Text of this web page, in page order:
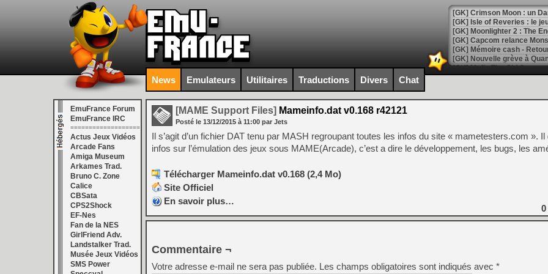
[GK] Crimson Moon : un
[GK] Isle of Reveries : le
[GK] Moonlighter 2 : The
[GK] Capcom relance
[Mo5] Deux inédits du
[GK] Le beat'em up The
[GK] Endless Legend 2 :
[LS] [PS5] Le WebKit
[GK] Oubliez Crazy Taxi,
[LS] [Switch] NSZ 5.0.0
[GK] No More Room in
[GK] Un chatbot Atelier
[GK] Mémoire cash -
[GK] Nvidia : le prix des
News Emulateurs Utilitaires Traductions Divers Chat
EmuFrance Forum
EmuFrance IRC
===================
Actus Jeux Vidéos
Arcade Fans
Amiga Museum
Arkames Trad.
Bruno C. Zone
Calice
CBSata
CPS2Shock
EF-Nes
Fan de la NES
GirlFriend Adv.
Landstalker Trad.
Musée Jeux Vidéos
SMS Power
[MAME Support Files] Mameinfo.dat v0.168 r42121
Posté le 13/12/2015 à 11:00 par Jets
Il s’agit d’un fichier DAT tenu par MASH regroupant toutes les infos du site « mametesters.com ». Il
infos sur l’émulation des jeux sous MAME(Arcade), c’est a dire le développement, les bugs, les
Télécharger Mameinfo.dat v0.168 (2,4 Mo)
Site Officiel
En savoir plus…
0
Commentaire ¬
Votre adresse e-mail ne sera pas publiée. Les champs obligatoires sont indiqués avec *